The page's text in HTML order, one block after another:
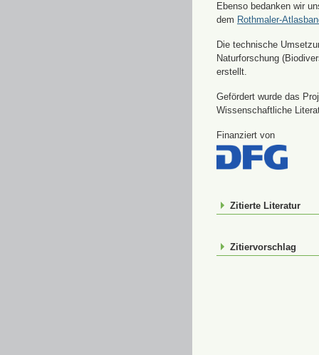
Ebenso bedanken wir
dem Rothmaler-
Die technische
Naturforschung
erstellt.
Gefördert wurde das
Wissenschaftliche
Finanziert von
Zitierte Literatur
Zitiervorschlag